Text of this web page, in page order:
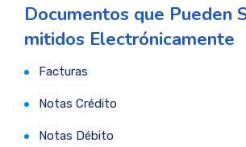
Documentos que Pueden
mitidos Electrónicamente
Facturas
Notas Crédito
Notas Débito